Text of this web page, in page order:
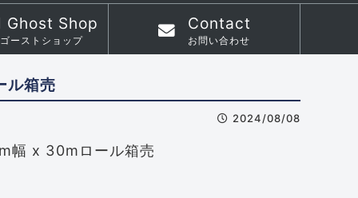
Ghost Shop
ーストショップ
Contact
お問い合わせ
箱売
2024/08/08